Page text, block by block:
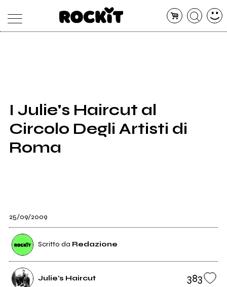
SHOP
RADIO
I Julie's Haircut al
Circolo Degli Artisti di
Roma
25/09/2009
Scritto da Redazione
Julie's Haircut 383